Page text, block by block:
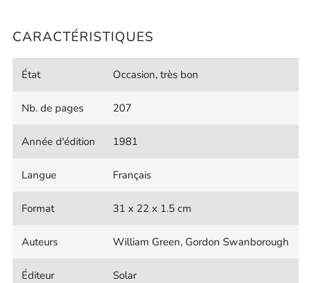
CARACTÉRISTIQUES
État Occasion, très bon
Nb. de pages 207
Année d'édition 1981
Langue Français
Format 31 x 22 x 1.5 cm
Auteurs William Green, Gordon Swanborough
Éditeur Solar